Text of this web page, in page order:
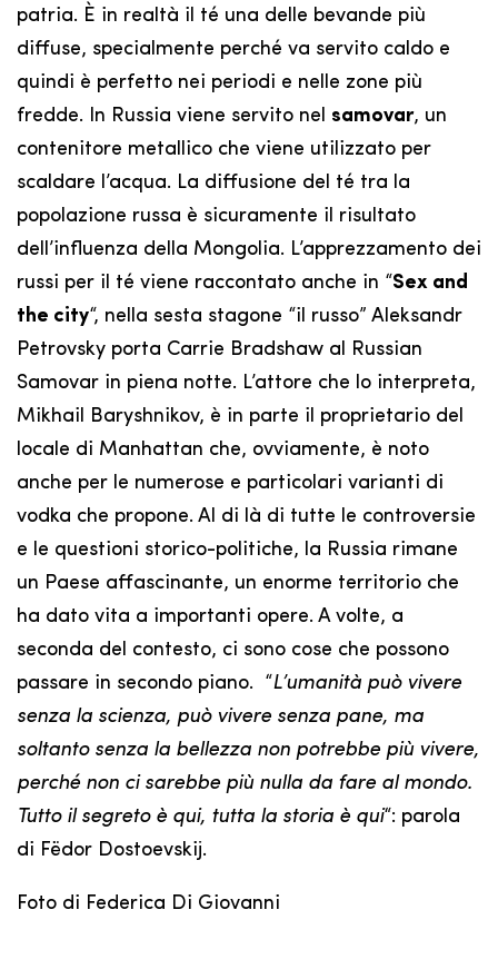
patria. È in realtà il té una delle bevande più
diffuse, specialmente perché va servito caldo e
quindi è perfetto nei periodi e nelle zone più
fredde. In Russia viene servito nel samovar, un
contenitore metallico che viene utilizzato per
scaldare l’acqua. La diffusione del té tra la
popolazione russa è sicuramente il risultato
dell’influenza della Mongolia. L’apprezzamento dei
russi per il té viene raccontato anche in “Sex and
the city“, nella sesta stagone “il russo” Aleksandr
Petrovsky porta Carrie Bradshaw al Russian
Samovar in piena notte. L’attore che lo interpreta,
Mikhail Baryshnikov, è in parte il proprietario del
locale di Manhattan che, ovviamente, è noto
anche per le numerose e particolari varianti di
vodka che propone. Al di là di tutte le controversie
e le questioni storico-politiche, la Russia rimane
un Paese affascinante, un enorme territorio che
ha dato vita a importanti opere. A volte, a
seconda del contesto, ci sono cose che possono
passare in secondo piano. “L’umanità può vivere
senza la scienza, può vivere senza pane, ma
soltanto senza la bellezza non potrebbe più vivere,
perché non ci sarebbe più nulla da fare al mondo.
Tutto il segreto è qui, tutta la storia è qui“: parola
di Fëdor Dostoevskij.
Foto di Federica Di Giovanni